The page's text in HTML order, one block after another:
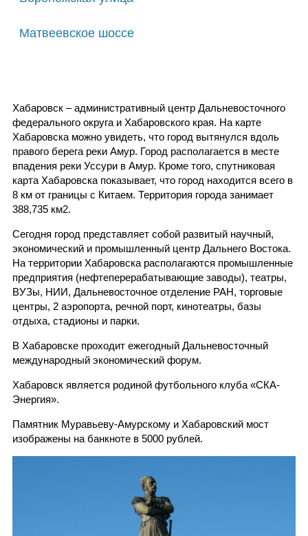
Матвеевское шоссе
Хабаровск – административный центр Дальневосточного
федерального округа и Хабаровского края. На карте
Хабаровска можно увидеть, что город вытянулся вдоль
правого берега реки Амур. Город располагается в месте
впадения реки Уссури в Амур. Кроме того, спутниковая
карта Хабаровска показывает, что город находится всего в
8 км от границы с Китаем. Территория города занимает
388,735 км2.
Сегодня город представляет собой развитый научный,
экономический и промышленный центр Дальнего Востока.
На территории Хабаровска располагаются промышленные
предприятия (нефтеперерабатывающие заводы), театры,
ВУЗы, НИИ, Дальневосточное отделение РАН, торговые
центры, 2 аэропорта, речной порт, кинотеатры, базы
отдыха, стадионы и парки.
В Хабаровске проходит ежегодный Дальневосточный
международный экономический форум.
Хабаровск является родиной футбольного клуба «СКА-
Энергия».
Памятник Муравьеву-Амурскому и Хабаровский мост
изображены на банкноте в 5000 рублей.